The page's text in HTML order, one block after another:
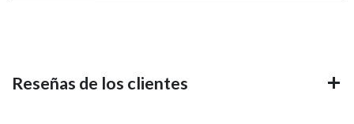
Reseñas de los clientes